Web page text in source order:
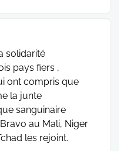
solidarité
pays fiers ,
ont compris que
la junte
sanguinaire
au Mali, Niger
les rejoint.